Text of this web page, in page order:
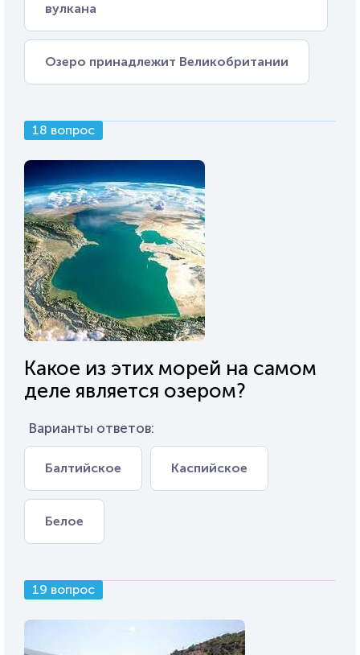
вулкана
Озеро принадлежит Великобритании
18 вопрос
Какое из этих морей на самом
деле является озером?
Варианты ответов:
Балтийское Каспийское
Белое
19 вопрос